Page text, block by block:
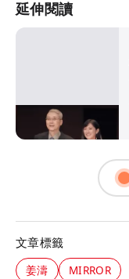
延伸閱讀
文章標籤
姜濤 MIRROR